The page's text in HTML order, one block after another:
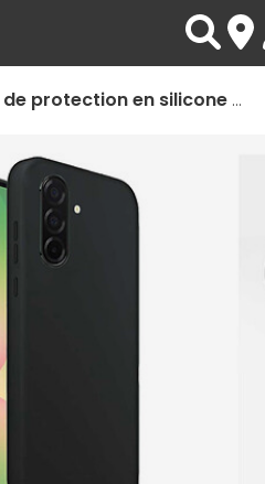
Akashi Coque de protection en silicone noir- Samsung Galaxy A56 5G